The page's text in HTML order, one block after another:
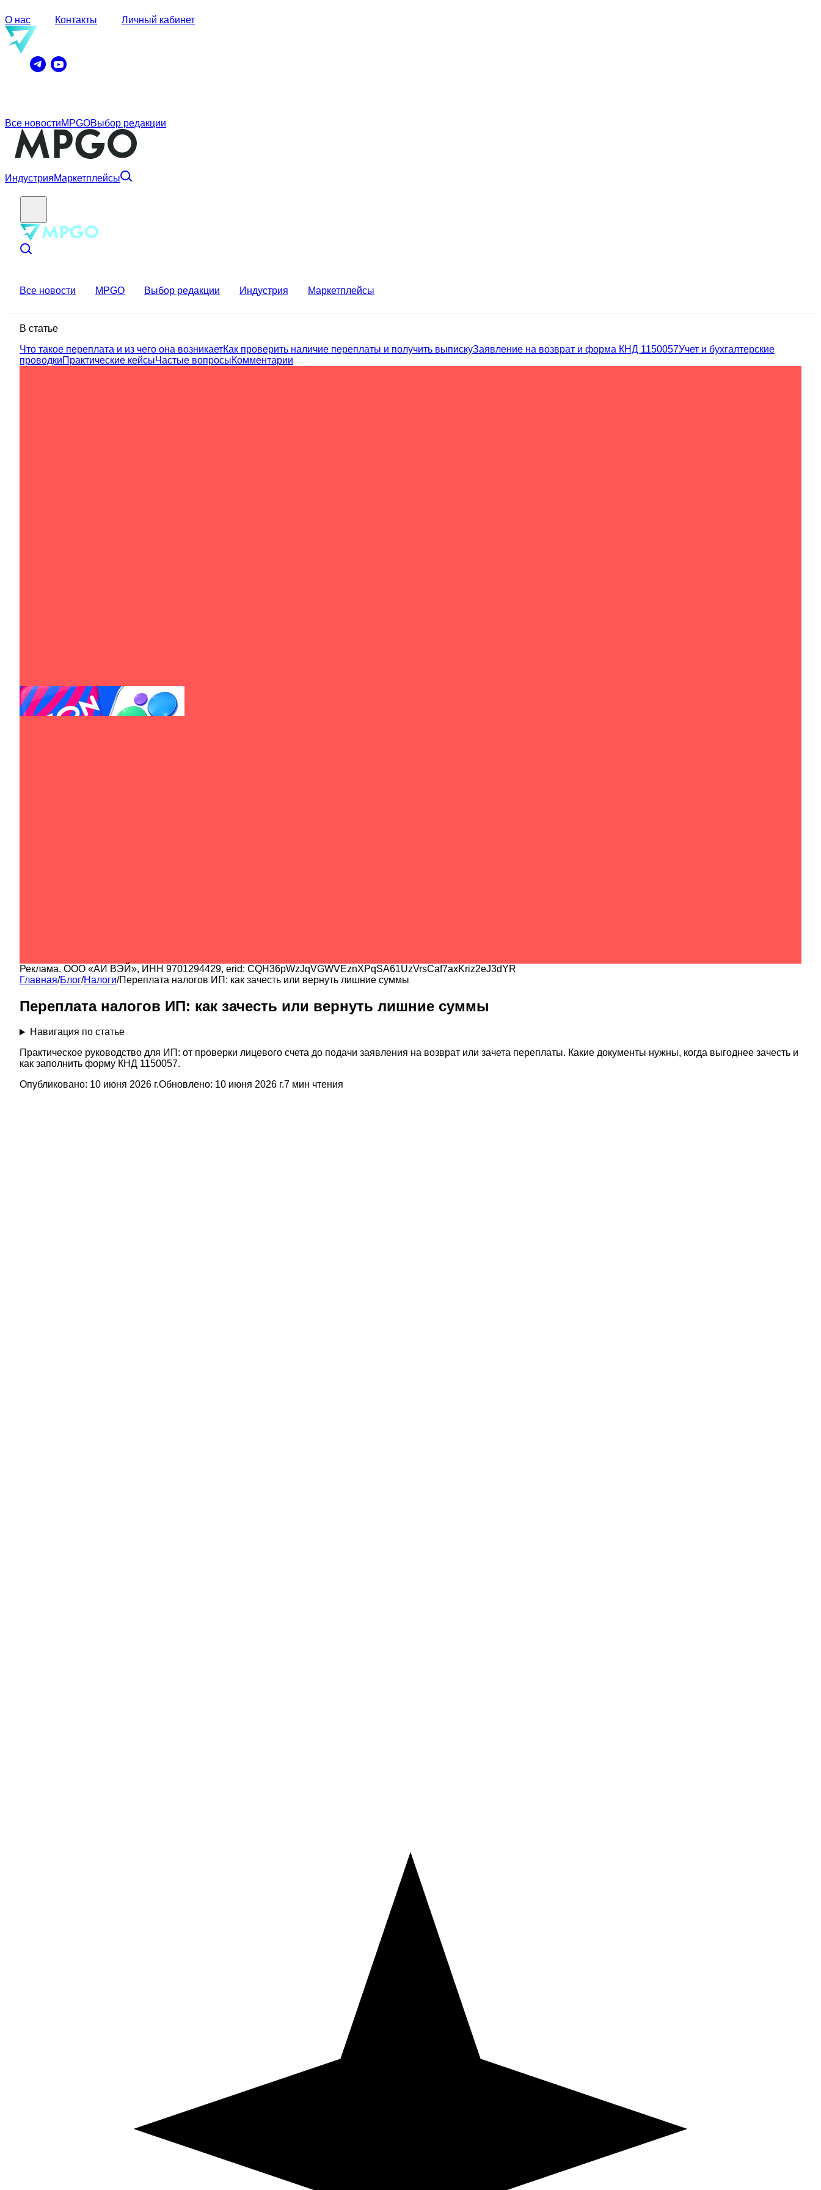
О нас Контакты Личный кабинет
Все новостиMPGOВыбор редакции
ИндустрияМаркетплейсы
Все новости MPGO Выбор редакции Индустрия Маркетплейсы
В статье
Что такое переплата и из чего она возникаетКак проверить наличие переплаты и получить выпискуЗаявление на возврат и форма КНД 1150057Учет и бухгалтерские
проводкиПрактические кейсыЧастые вопросыКомментарии
Реклама. ООО «АИ ВЭЙ», ИНН 9701294429, erid: CQH36pWzJqVGWVEznXPqSA61UzVrsCaf7axKriz2eJ3dYR
Главная/Блог/Налоги/Переплата налогов ИП: как зачесть или вернуть лишние суммы
Переплата налогов ИП: как зачесть или вернуть лишние суммы
Навигация по статье
Практическое руководство для ИП: от проверки лицевого счета до подачи заявления на возврат или зачета переплаты. Какие документы нужны, когда выгоднее зачесть и
как заполнить форму КНД 1150057.
Опубликовано: 10 июня 2026 г.Обновлено: 10 июня 2026 г.7 мин чтения